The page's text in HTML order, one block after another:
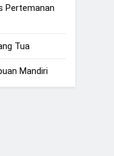
Pertemanan
Tua
Mandiri